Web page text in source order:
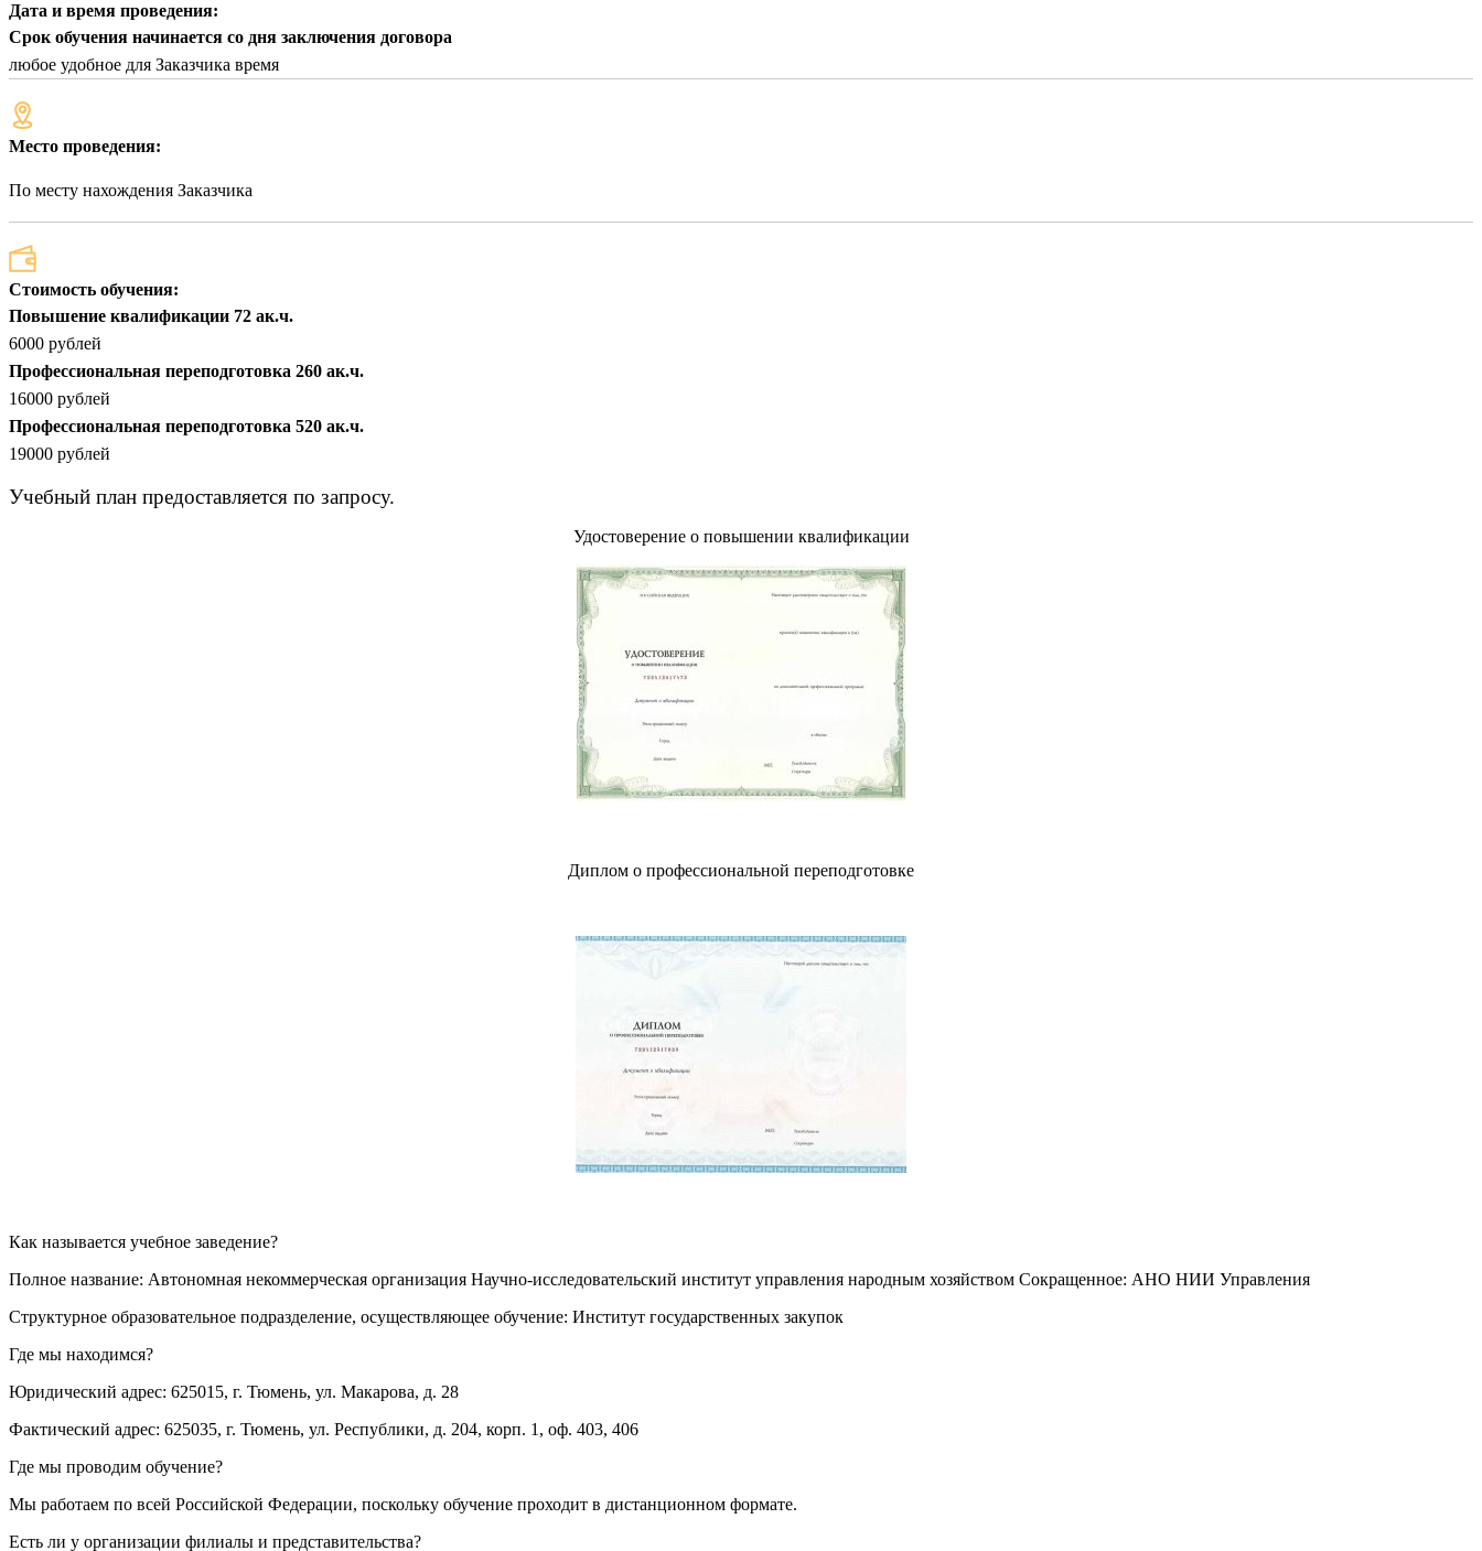
Дата и время проведения:
Срок обучения начинается со дня заключения договора
любое удобное для Заказчика время
Место проведения:
По месту нахождения Заказчика
Стоимость обучения:
Повышение квалификации 72 ак.ч.
6000 рублей
Профессиональная переподготовка 260 ак.ч.
16000 рублей
Профессиональная переподготовка 520 ак.ч.
19000 рублей
Учебный план предоставляется по запросу.
Удостоверение о повышении квалификации
Диплом о профессиональной переподготовке
Как называется учебное заведение?
Полное название: Автономная некоммерческая организация Научно-исследовательский институт управления народным хозяйством Сокращенное: АНО НИИ Управления
Структурное образовательное подразделение, осуществляющее обучение: Институт государственных закупок
Где мы находимся?
Юридический адрес: 625015, г. Тюмень, ул. Макарова, д. 28
Фактический адрес: 625035, г. Тюмень, ул. Республики, д. 204, корп. 1, оф. 403, 406
Где мы проводим обучение?
Мы работаем по всей Российской Федерации, поскольку обучение проходит в дистанционном формате.
Есть ли у организации филиалы и представительства?